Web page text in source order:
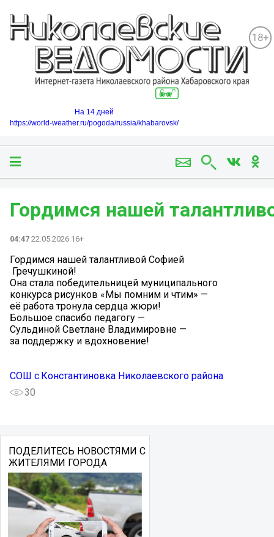
18+
На 14 дней
https://world-weather.ru/pogoda/russia/khabarovsk/
Гордимся нашей
04:47 22.05.2026 16+
Гордимся нашей талантливой Софией
Гречушкиной!
Она стала победительницей муниципального
конкурса рисунков «Мы помним и чтим» —
её работа тронула сердца жюри! ️
Большое спасибо педагогу —
Сульдиной Светлане Владимировне —
за поддержку и вдохновение!
СОШ с.Константиновка Николаевского района
30
ПОДЕЛИТЕСЬ НОВОСТЯМИ С
ЖИТЕЛЯМИ ГОРОДА